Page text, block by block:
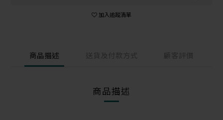
加入追蹤清單
商品描述 送貨及付款方式 顧客評價
商品描述